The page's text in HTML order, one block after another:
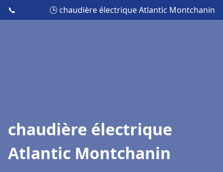
📞 🕒 chaudière électrique Atlantic Montchanin
chaudière électrique
Atlantic Montchanin